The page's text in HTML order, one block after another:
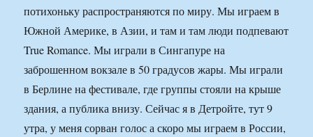
потихоньку распространяются по миру. Мы играем в
Южной Америке, в Азии, и там и там люди подпевают
True Romance. Мы играли в Сингапуре на
заброшенном вокзале в 50 градусов жары. Мы играли
в Берлине на фестивале, где группы стояли на крыше
здания, а публика внизу. Сейчас я в Детройте, тут 9
утра, у меня сорван голос а скоро мы играем в России,